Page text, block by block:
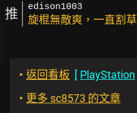
推 edison1003
旋棍無敵爽，一直割草
‣ 返回看板 [ PlayStation
‣ 更多 sc8573 的文章